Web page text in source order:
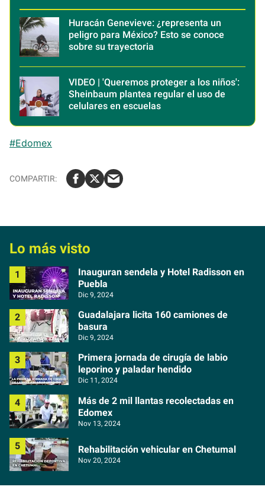
Huracán Genevieve: ¿representa un
peligro para México? Esto se conoce
sobre su trayectoria
VIDEO | 'Queremos proteger a los niños':
Sheinbaum plantea regular el uso de
celulares en escuelas
#Edomex
Lo más visto
Inauguran sendela y Hotel Radisson en
Puebla
Dic 9, 2024
Guadalajara licita 160 camiones de
basura
Dic 9, 2024
Primera jornada de cirugía de labio
leporino y paladar hendido
Dic 11, 2024
Más de 2 mil llantas recolectadas en
Edomex
Nov 13, 2024
Rehabilitación vehicular en Chetumal
Nov 20, 2024